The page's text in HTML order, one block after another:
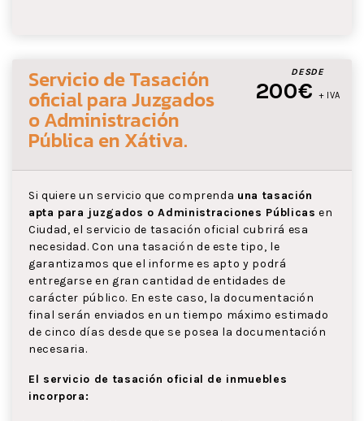
DESDE
200€ + IVA
Servicio de Tasación
oficial para Juzgados
o Administración
Pública en Xátiva.
Si quiere un servicio que comprenda una tasación
apta para juzgados o Administraciones Públicas en
Ciudad, el servicio de tasación oficial cubrirá esa
necesidad. Con una tasación de este tipo, le
garantizamos que el informe es apto y podrá
entregarse en gran cantidad de entidades de
carácter público. En este caso, la documentación
final serán enviados en un tiempo máximo estimado
de cinco días desde que se posea la documentación
necesaria.
El servicio de tasación oficial de inmuebles
incorpora: